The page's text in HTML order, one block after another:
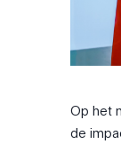
Op het
de